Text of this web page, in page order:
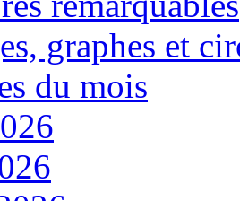
graphes et
du mois